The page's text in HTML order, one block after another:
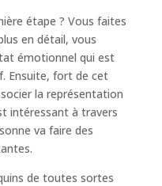
étape ? Vous faites
en détail, vous
émotionnel qui est
Ensuite, fort de cet
la représentation
intéressant à travers
va faire des
de toutes sortes